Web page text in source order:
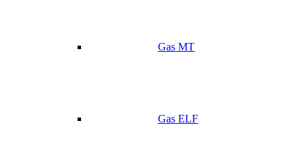
Gas MT
Gas ELF